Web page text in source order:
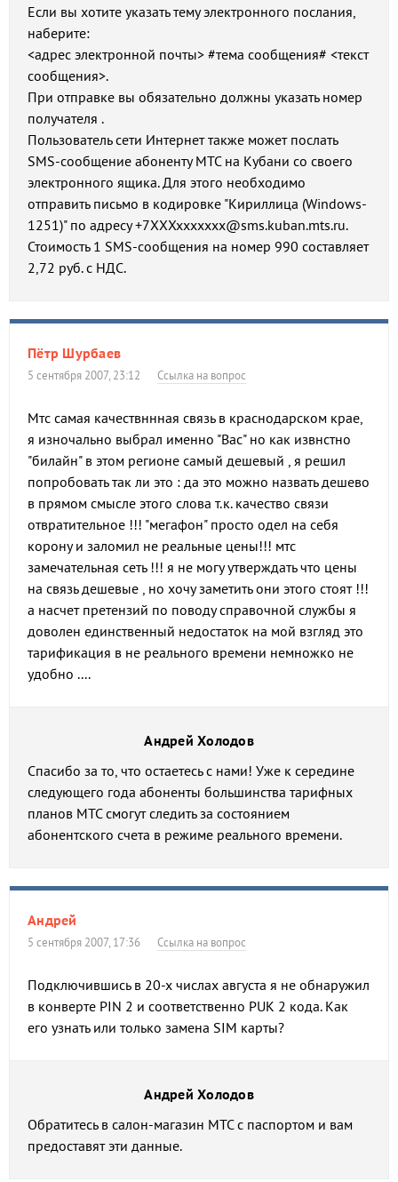
Если вы хотите указать тему электронного послания,
наберите:
<адрес электронной почты> #тема сообщения# <текст
сообщения>.
При отправке вы обязательно должны указать номер
получателя .
Пользователь сети Интернет также может послать
SMS-сообщение абоненту МТС на Кубани со своего
электронного ящика. Для этого необходимо
отправить письмо в кодировке "Кириллица (Windows-
1251)" по адресу +7ХХХххххххх@sms.kuban.mts.ru.
Стоимость 1 SMS-сообщения на номер 990 составляет
2,72 руб. с НДС.
Пётр Шурбаев
5 сентября 2007, 23:12 Ссылка на вопрос
Мтс самая качествннная связь в краснодарском крае,
я изночально выбрал именно "Вас" но как извнстно
"билайн" в этом регионе самый дешевый , я решил
попробовать так ли это : да это можно назвать дешево
в прямом смысле этого слова т.к. качество связи
отвратительное !!! "мегафон" просто одел на себя
корону и заломил не реальные цены!!! мтс
замечательная сеть !!! я не могу утверждать что цены
на связь дешевые , но хочу заметить они этого стоят !!!
а насчет претензий по поводу справочной службы я
доволен единственный недостаток на мой взгляд это
тарификация в не реального времени немножко не
удобно ....
Андрей Холодов
Спасибо за то, что остаетесь с нами! Уже к середине
следующего года абоненты большинства тарифных
планов МТС смогут следить за состоянием
абонентского счета в режиме реального времени.
Андрей
5 сентября 2007, 17:36 Ссылка на вопрос
Подключившись в 20-х числах августа я не обнаружил
в конверте PIN 2 и соответственно PUK 2 кода. Как
его узнать или только замена SIM карты?
Андрей Холодов
Обратитесь в салон-магазин МТС с паспортом и вам
предоставят эти данные.